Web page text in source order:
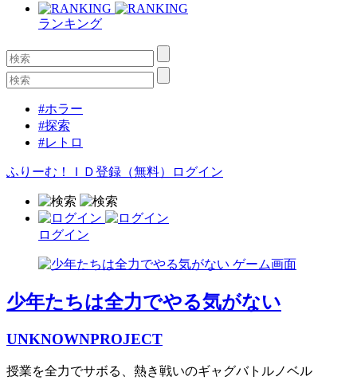
ランキング
#ホラー
#探索
#レトロ
ふりーむ！ＩＤ登録（無料） ログイン
ログイン
少年たちは全力でやる気がない
UNKNOWNPROJECT
授業を全力でサボる、熱き戦いのギャグバトルノベル